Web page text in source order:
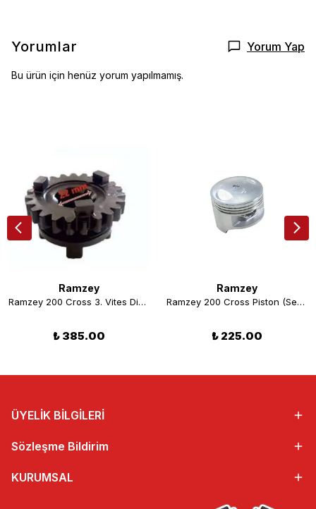
Yorumlar Yorum Yap
Bu ürün için henüz yorum yapılmamış.
Ramzey
Ramzey 200 Cross 3. Vites Dişli Karşılığı
₺ 385.00
Ramzey
Ramzey 200 Cross Piston (Segmansız)
₺ 225.00
ÜYELİK BİLGİLERİ
Sözleşme Bildirim
KURUMSAL